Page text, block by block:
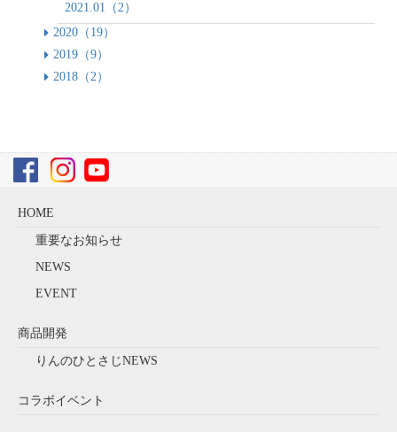
2021.01（2）
2020（19）
2019（9）
2018（2）
HOME
重要なお知らせ
NEWS
EVENT
商品開発
りんのひとさじNEWS
コラボイベント